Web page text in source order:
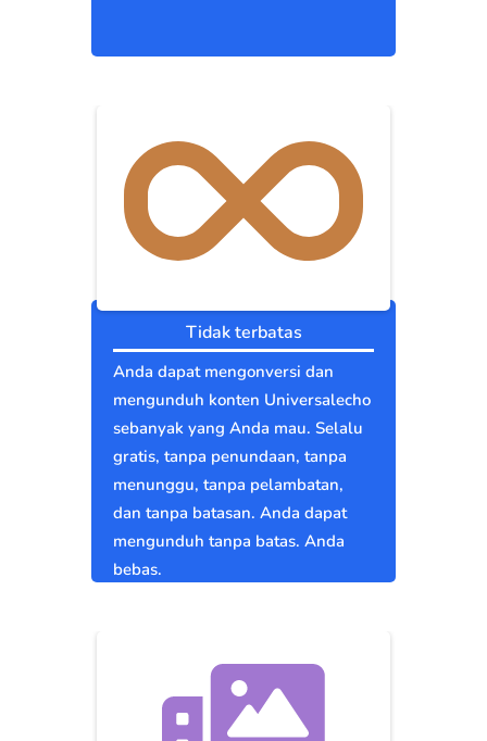
Tidak terbatas
Anda dapat mengonversi dan
mengunduh konten Universalecho
sebanyak yang Anda mau. Selalu
gratis, tanpa penundaan, tanpa
menunggu, tanpa pelambatan,
dan tanpa batasan. Anda dapat
mengunduh tanpa batas. Anda
bebas.